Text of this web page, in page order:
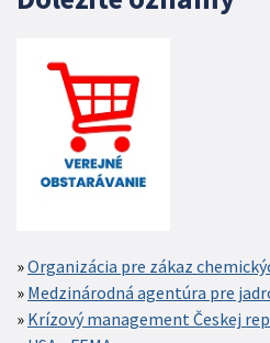
Organizácia pre zákaz
Medzinárodná agentúra pre
Krízový management Českej